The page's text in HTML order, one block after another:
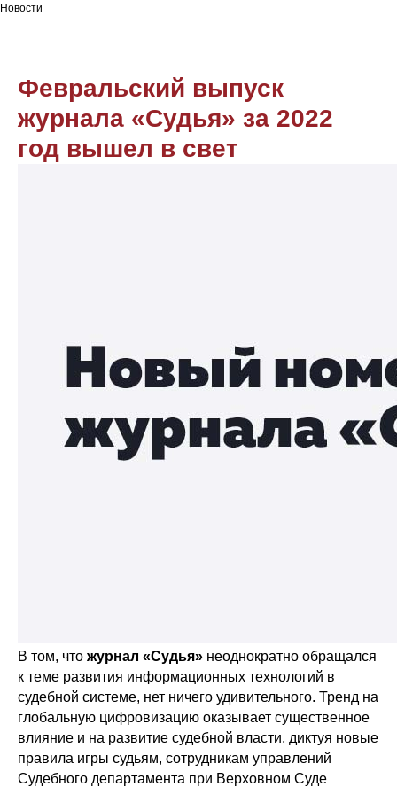
Новости
Февральский выпуск
журнала «Судья» за 2022
год вышел в свет
В том, что журнал «Судья» неоднократно обращался
к теме развития информационных технологий в
судебной системе, нет ничего удивительного. Тренд на
глобальную цифровизацию оказывает существенное
влияние и на развитие судебной власти, диктуя новые
правила игры судьям, сотрудникам управлений
Судебного департамента при Верховном Суде